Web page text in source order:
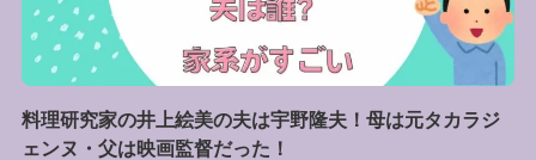
料理研究家の井上絵美の夫は宇野隆夫！母は元タカラジ
ェンヌ・父は映画監督だった！